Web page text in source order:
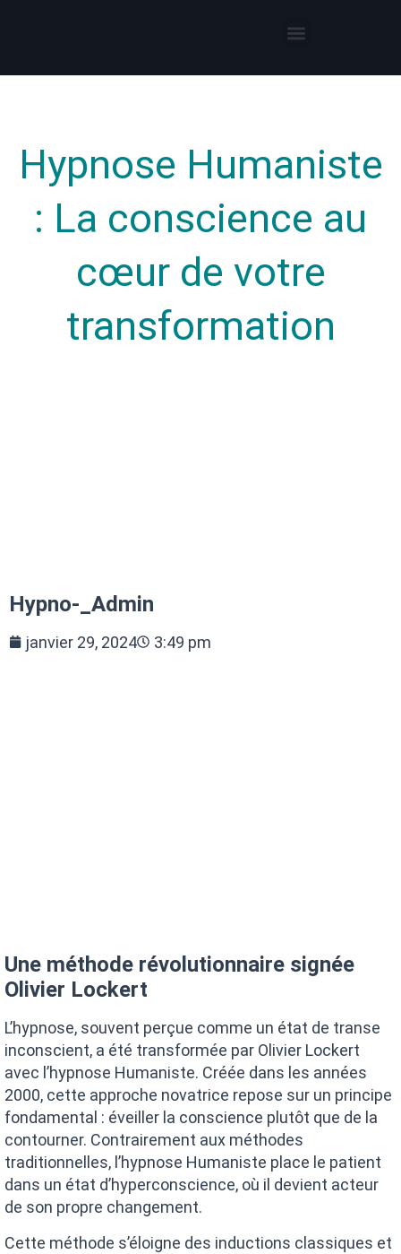
Hypnose Humaniste
: La conscience au
cœur de votre
transformation
Hypno-_Admin
janvier 29, 2024 3:49 pm
Une méthode révolutionnaire signée
Olivier Lockert
L’hypnose, souvent perçue comme un état de transe
inconscient, a été transformée par Olivier Lockert
avec l’hypnose Humaniste. Créée dans les années
2000, cette approche novatrice repose sur un principe
fondamental : éveiller la conscience plutôt que de la
contourner. Contrairement aux méthodes
traditionnelles, l’hypnose Humaniste place le patient
dans un état d’hyperconscience, où il devient acteur
de son propre changement.
Cette méthode s’éloigne des inductions classiques et